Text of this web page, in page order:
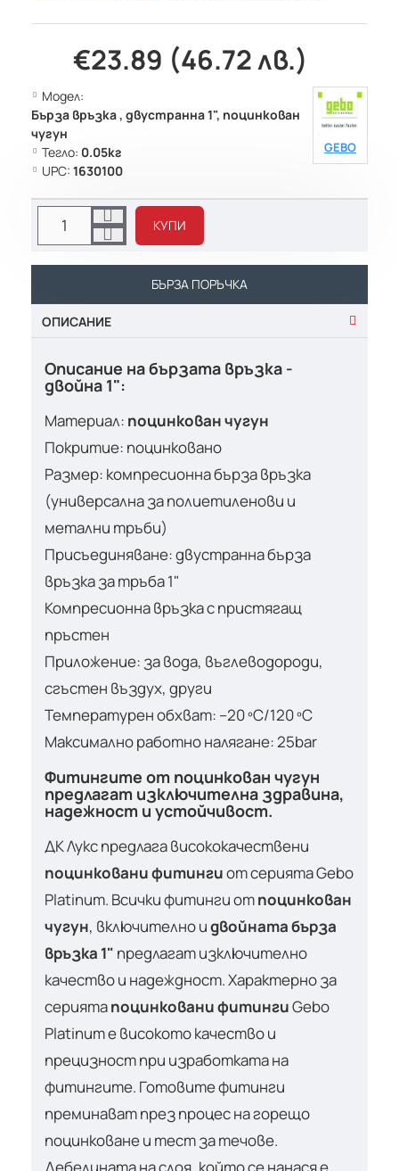
€23.89 (46.72 лв.)
Модел:
Бърза връзка , двустранна 1", поцинкован
чугун
Тегло: 0.05кг
UPC: 1630100
GEBO
КУПИ
БЪРЗА ПОРЪЧКА
ОПИСАНИЕ
Описание на бързата връзка -
двойна 1":
Материал: поцинкован чугун
Покритие: поцинковано
Размер: компресионна бърза връзка
(универсална за полиетиленови и
метални тръби)
Присъединяване: двустранна бърза
връзка за тръба 1"
Компресионна връзка с пристягащ
пръстен
Приложение: за вода, въглеводороди,
сгъстен въздух, други
Температурен обхват: –20 ºC/120 ºC
Максимално работно налягане: 25bar
Фитингите от поцинкован чугун
предлагат изключителна здравина,
надежност и устойчивост.
ДК Лукс предлага висококачествени
поцинковани фитингиот серията Gebo
Platinum. Всички фитинги отпоцинкован
чугун, включително идвойната бърза
връзка 1" предлагат изключително
качество и надеждност. Характерно за
сериятапоцинковани фитингиGebo
Platinum е високото качество и
прецизност при изработката на
фитингите. Готовите фитинги
преминават през процес на горещо
поцинковане и тест за течове.